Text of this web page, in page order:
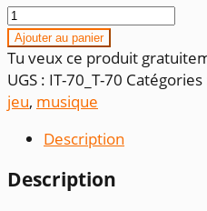
quantité
de
Instruments
et
ombres
Ajouter au panier
Tu veux ce produit
UGS : IT-70_T-70 Catégories
jeu, musique
Description
Description